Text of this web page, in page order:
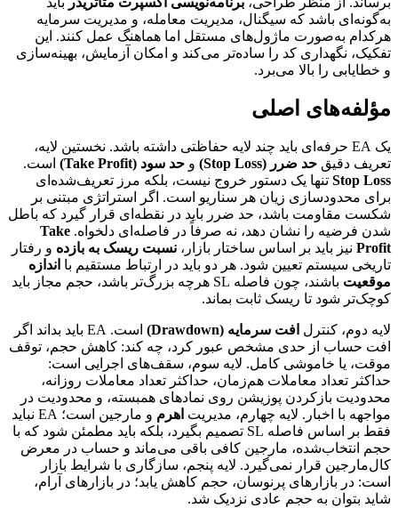
به‌گونه‌ای باشد که سیگنال، مدیریت معامله، و مدیریت سرمایه
هرکدام به‌صورت ماژول‌های مستقل اما هماهنگ عمل کنند. این
تفکیک، نگهداری کد را ساده‌تر می‌کند و امکان آزمایش، بهینه‌سازی
و خطایابی را بالا می‌برد.
مؤلفه‌های اصلی
یک EA حرفه‌ای باید چند لایه حفاظتی داشته باشد. نخستین لایه،
تعریف دقیق حد ضرر (Stop Loss) و حد سود (Take Profit)
است.
Stop Loss تنها یک دستور خروج نیست، بلکه مرز تعریف‌شده‌ای
برای محدودسازی زیان هر سناریو است. اگر استراتژی مبتنی بر
شکست مقاومت باشد، حد ضرر باید در نقطه‌ای قرار گیرد که باطل
شدن فرضیه را نشان دهد، نه صرفاً در فاصله‌ای دلخواه. Take
Profit نیز باید بر اساس ساختار بازار، نسبت ریسک به بازده و رفتار
تاریخی سیستم تعیین شود. هر دو باید در ارتباط مستقیم با اندازه
موقعیت
باشند، چون فاصله SL هرچه بزرگ‌تر باشد، حجم مجاز باید
کوچک‌تر شود تا ریسک ثابت بماند.
لایه دوم، کنترل افت سرمایه (Drawdown)
است. EA باید بداند اگر
افت حساب از حدی مشخص عبور کرد، چه کند: کاهش حجم، توقف
موقت، یا خاموشی کامل. لایه سوم، سقف‌های اجرایی است:
حداکثر تعداد معاملات هم‌زمان، حداکثر تعداد معاملات روزانه،
محدودیت بازکردن پوزیشن روی نمادهای همبسته، و محدودیت در
مواجهه با اخبار. لایه چهارم، مدیریت اهرم
و مارجین است؛ EA نباید
فقط بر اساس فاصله SL تصمیم بگیرد، بلکه باید مطمئن شود که با
حجم انتخاب‌شده، مارجین کافی باقی می‌ماند و حساب در معرض
کال‌مارجین قرار نمی‌گیرد. لایه پنجم، سازگاری با شرایط بازار
است: در بازارهای پرنوسان، حجم کاهش یابد؛ در بازارهای آرام،
شاید بتوان به حجم عادی نزدیک شد.